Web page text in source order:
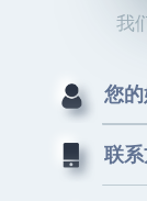
我